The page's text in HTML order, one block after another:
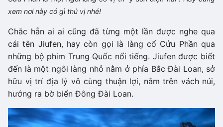
xem nơi này có gì thú vị nhé!
Chắc hẳn ai ai cũng đã từng một lần được nghe qua
cái tên Jiufen, hay còn gọi là làng cổ Cửu Phần qua
những bộ phim Trung Quốc nổi tiếng. Jiufen được biết
đến là một ngôi làng nhỏ nằm ở phía Bắc Đài Loan, sở
hữu vị trí địa lý vô cùng thuận lợi, nằm trên vách núi,
hướng ra bờ biển Đông Đài Loan.